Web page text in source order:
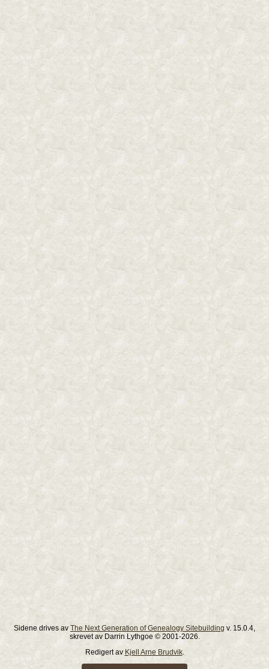
Sidene drives av The Next Generation of Genealogy Sitebuilding v. 15.0.4,
skrevet av Darrin Lythgoe © 2001-2026.
Redigert av Kjell Arne Brudvik.